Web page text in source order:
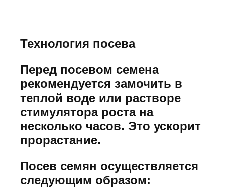
Технология посева
Перед посевом семена
рекомендуется замочить в
теплой воде или растворе
стимулятора роста на
несколько часов. Это ускорит
прорастание.
Посев семян осуществляется
следующим образом: